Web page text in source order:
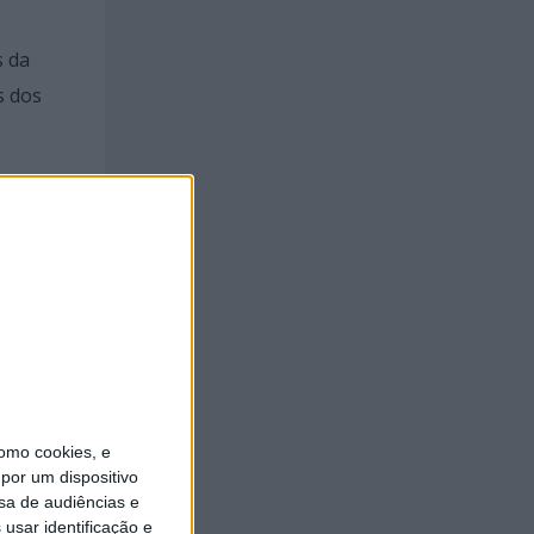
cookies, e
um dispositivo
de audiências e
identificação e
da
dos
de